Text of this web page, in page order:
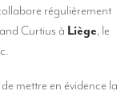
régulièrement
Curtius à Liège, le
mettre en évidence la